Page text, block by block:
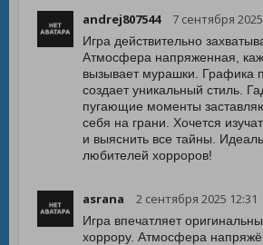
andrej807544 7 сентября
Игра действительно
Атмосфера напряженная,
вызывает мурашки. Графика
создает уникальный стиль.
пугающие моменты
себя на грани. Хочется
и выяснить все тайны.
любителей хорроров!
asrana 2 сентября 2025 12:31
Игра впечатляет
хоррору. Атмосфера